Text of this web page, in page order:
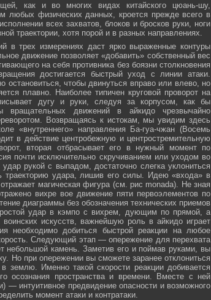
как и во многих видах китайского цюань-шу,
любых физических данных, кроется прежде всего в
всех захватов, блоков и бросков руки, ноги
траектории, хотя порой и в разных направлениях.
в трех измерениях даст ярко выраженные контуры
движение позволяет «добавить» собственный вес
на себя противника без боязни столкновения
достигается быстрый уход с линии атаки.
чтобы двинуться вправо или влево, но
плавно. Наиболее типичен круговой проворот на
дугу и руки, следуя за корпусом, как бы
вращательных движений в айкидо чрезвычайно
Возвращаясь к истокам, мы увидим здесь
«внутреннего» направления Ба-гуа-чжан (Восемь
в действие центробежную и центростремительную
вторая отбрасывает его в нужный момент по
почти исключительно скручиванием или уходом во
рукой с выпадом, достаточно слегка уклониться
траекторию удара, лишив его силы. Идею «входа» в
магическая фигура (см. рис monada). Не зная
вихре вое движение пяти первоэлементов по
диаграммы без обозначения технических приемов
удар в кэмпо с вихрем, дующим по прямой, а
искусств, важнейшую роль в айкидо играет
необходимо добиться быстрой реакции на любое
Следующий этап — опережение для перехвата
небольшой камень. Заметив его и поймав руками, вы
Но при опережении вы сможете заранее отклониться
землю. Именно такой скорости реакции добивается
осознания пространства и времени. Вместе с ней
— интуитивное предвидение опасности и возможного
момент атаки и контратаки.